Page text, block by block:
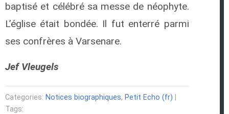
baptisé et célébré sa messe de néophyte.
L’église était bondée. Il fut enterré parmi
ses confrères à Varsenare.
Jef Vleugels
Categories: Notices biographiques, Petit Echo (fr)
Tags: